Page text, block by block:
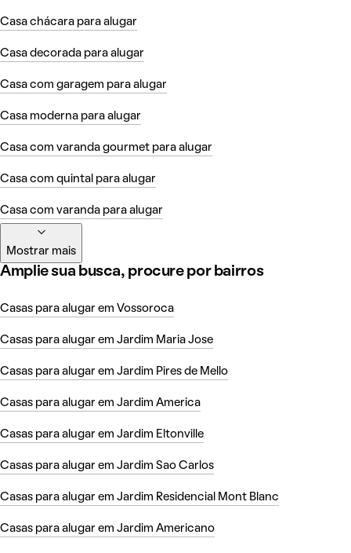
Casa chácara para alugar
Casa decorada para alugar
Casa com garagem para alugar
Casa moderna para alugar
Casa com varanda gourmet para alugar
Casa com quintal para alugar
Casa com varanda para alugar
Mostrar mais
Amplie sua busca, procure por bairros
Casas para alugar em Vossoroca
Casas para alugar em Jardim Maria Jose
Casas para alugar em Jardim Pires de Mello
Casas para alugar em Jardim America
Casas para alugar em Jardim Eltonville
Casas para alugar em Jardim Sao Carlos
Casas para alugar em Jardim Residencial Mont Blanc
Casas para alugar em Jardim Americano